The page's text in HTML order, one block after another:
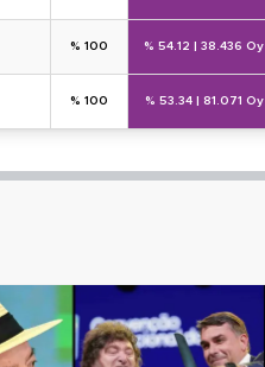
% 100 % 54.12 38.436 Oy
% 100 % 53.34 81.071 Oy